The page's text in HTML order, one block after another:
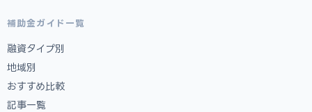
補助金ガイド一覧
融資タイプ別
地域別
おすすめ比較
記事一覧